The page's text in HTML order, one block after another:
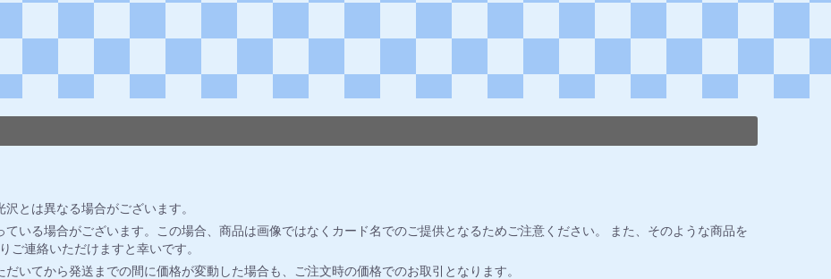
とは異なる場合がございます。
いる場合がございます。この場合、商品は画像ではなくカード名でのご提供となるためご注意ください。 また、そのような商品を
ご連絡いただけますと幸いです。
いてから発送までの間に価格が変動した場合も、ご注文時の価格でのお取引となります。